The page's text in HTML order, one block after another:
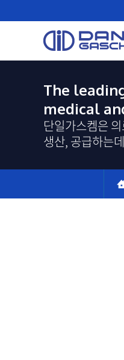
The
medical
단일가스켐은
생산, 공급하는